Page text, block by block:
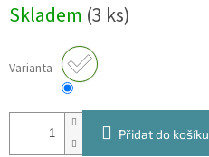
cena:
Skladem (3 ks)
Varianta
Přidat do košíku